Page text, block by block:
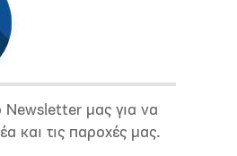
Newsletter μας για να
και τις παροχές μας.